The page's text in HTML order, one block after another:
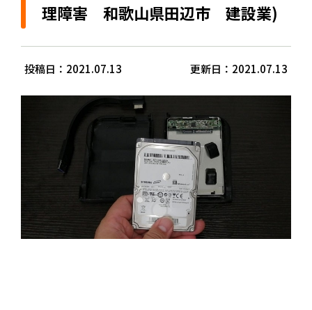
理障害 和歌山県田辺市 建設業)
投稿日：2021.07.13 更新日：2021.07.13